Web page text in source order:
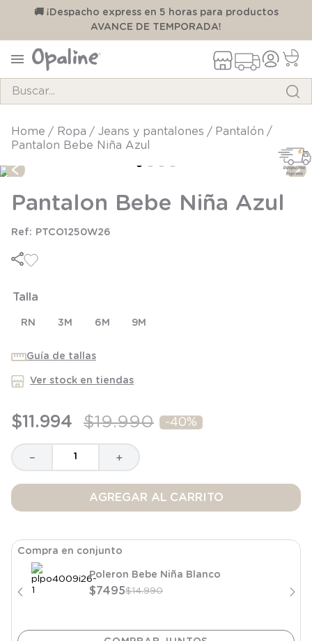
🚚 ¡Despacho express en 5 horas para productos
AVANCE DE TEMPORADA!
ropa jeans y pantalones
pantalón
Pantalon Bebe Niña Azul
Pantalon Bebe Niña Azul
PTCO1250W26
Talla
RN 3M 6M 9M
Guía de tallas
Ver stock en tiendas
$11 .994 $19.990 -40%
＋
－
AGREGAR AL CARRITO
Compra en conjunto
Poleron Bebe Niña Blanco
$7495$14.990
TÉRMINOS MÁS BUSCADOS
3.
zapatillas
4.
body
5.
7.
8.
saco dormir
saco
zapatillas niño